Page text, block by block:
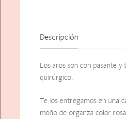
Descripción
Los aros son con pasante y
quirúrgico.
Te los entregamos en una
moño de organza color